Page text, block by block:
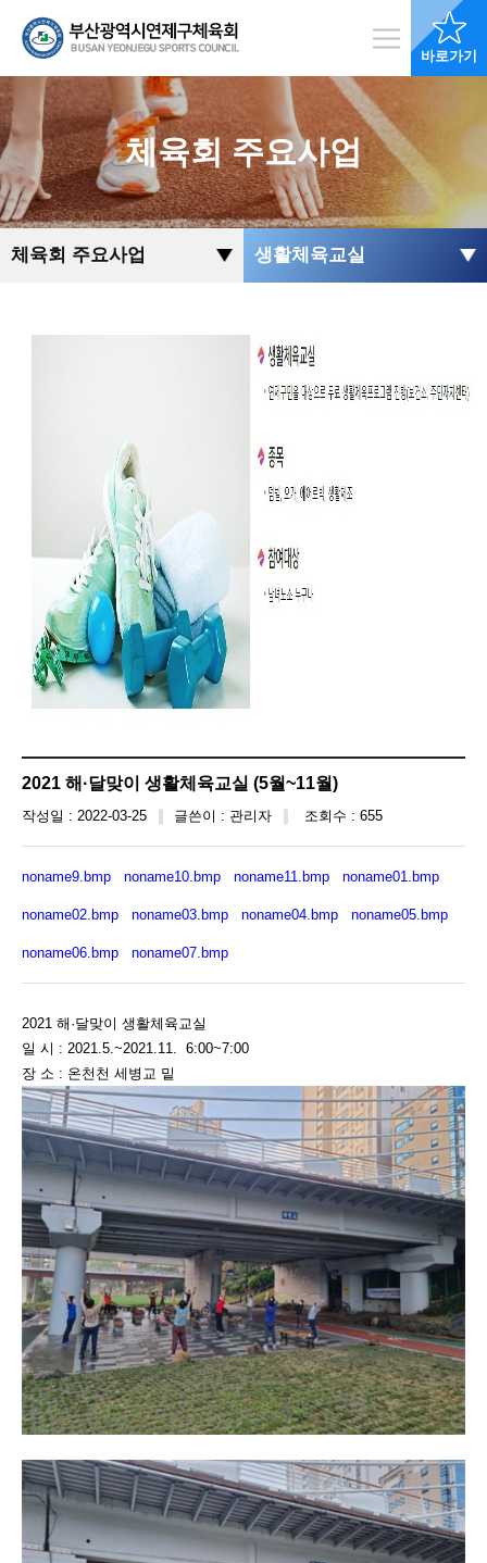
바로가기
체육회 주요사업
체육회 주요사업 생활체육교실
2021 해·달맞이 생활체육교실 (5월~11월)
작성일 : 2022-03-25 글쓴이 : 관리자 조회수 : 655
noname9.bmp noname10.bmp noname11.bmp noname01.bmp
noname02.bmp noname03.bmp noname04.bmp noname05.bmp
noname06.bmp noname07.bmp
2021 해·달맞이 생활체육교실
일 시 : 2021.5.~2021.11. 6:00~7:00
장 소 : 온천천 세병교 밑